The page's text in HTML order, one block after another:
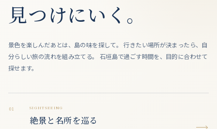
見つけにいく。
景色を楽しんだあとは、島の味を探して。
行きたい場所が決まったら、自
分らしい旅の流れを組み立てる。
石垣島で過ごす時間を、目的に合わせて
探せます。
01 SIGHTSEEING
絶景と名所を巡る